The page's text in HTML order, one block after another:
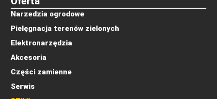
Narzedzia ogrodowe
Pielęgnacja terenów zielonych
Elektronarzędzia
Akcesoria
Części zamienne
Serwis